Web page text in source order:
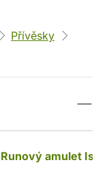
Přívěsky
Runový amulet Isa